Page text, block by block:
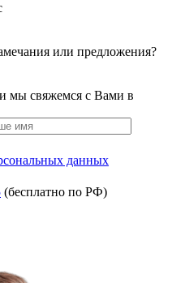
или предложения?
и мы свяжемся с Вами в
данных
(бесплатно по РФ)